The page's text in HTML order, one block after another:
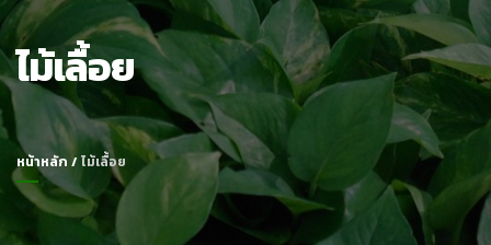
ไม้เลื้อย
หน้าหลัก / ไม้เลื้อย